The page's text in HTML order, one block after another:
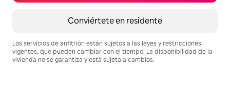
Conviértete en residente
Los servicios de anfitrión están sujetos a las leyes y restricciones
vigentes, que pueden cambiar con el tiempo. La disponibilidad de la
vivienda no se garantiza y está sujeta a cambios.